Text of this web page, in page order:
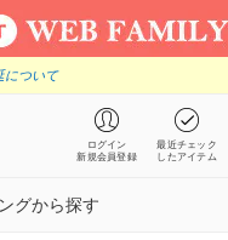
について
ログイン
新規会員登録
最近チェック
したアイテム
グから探す